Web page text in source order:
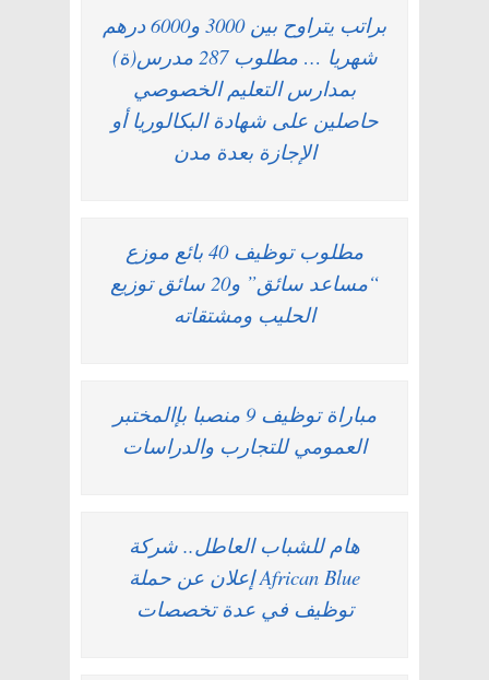
براتب يتراوح بين 3000 و6000 درهم
شهريا … مطلوب 287 مدرس(ة)
بمدارس التعليم الخصوصي
حاصلين على شهادة البكالوريا أو
الإجازة بعدة مدن
مطلوب توظيف 40 بائع موزع
“مساعد سائق” و20 سائق توزيع
الحليب ومشتقاته
مباراة توظيف 9 منصبا بإالمختبر
العمومي للتجارب والدراسات
هام للشباب العاطل.. شركة
African Blue إعلان عن حملة
توظيف في عدة تخصصات